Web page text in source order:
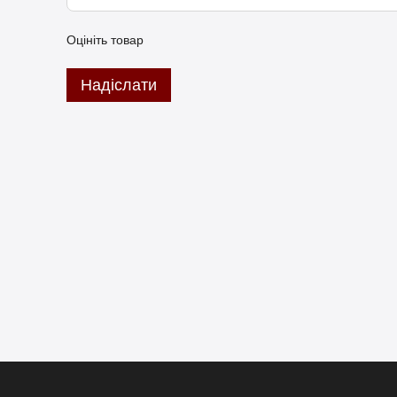
Оцініть товар
Надіслати